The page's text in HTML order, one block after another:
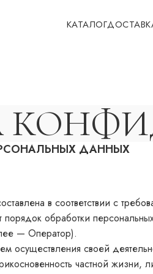
КАТАЛОГ
ДАННЫХ
в соответствии с
обработки
— Оператор).
осуществления своей
частной жизни,